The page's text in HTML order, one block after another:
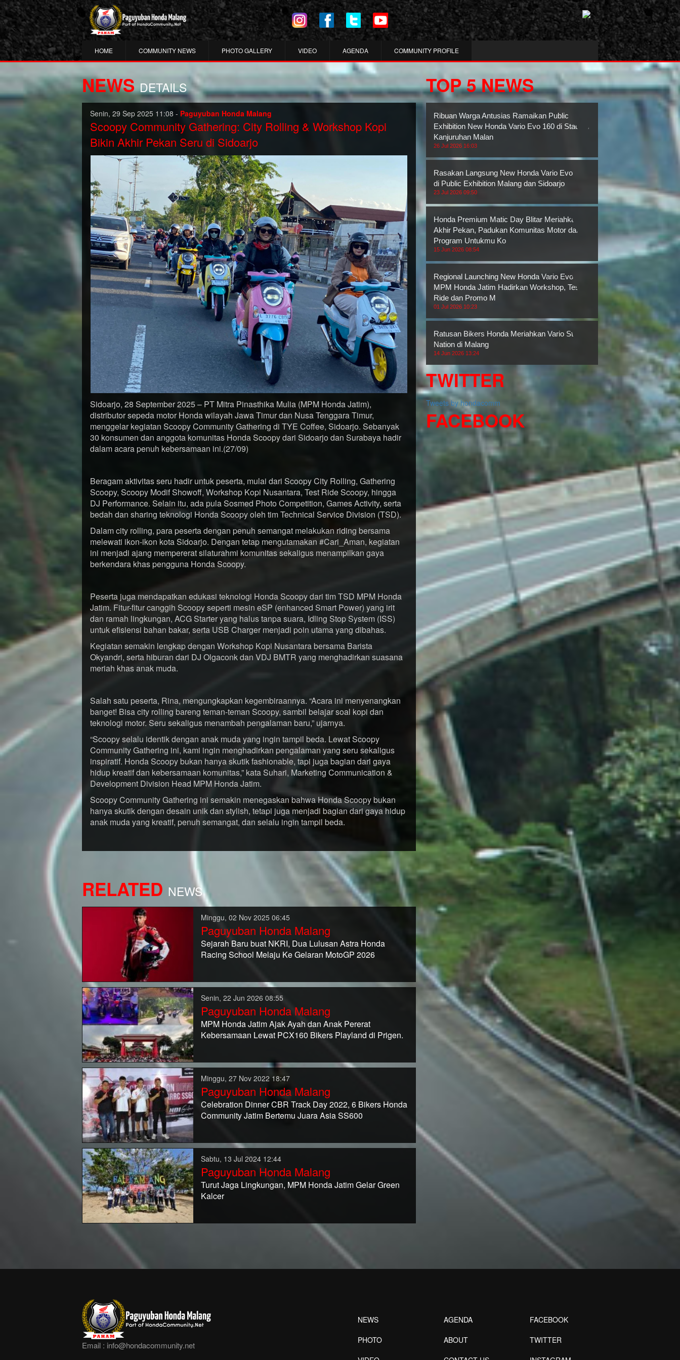
HOME COMMUNITY NEWS PHOTO GALLERY VIDEO AGENDA COMMUNITY PROFILE
NEWS DETAILS
Senin, 29 Sep 2025 11:08 - Paguyuban Honda Malang
Scoopy Community Gathering: City Rolling & Workshop Kopi
Bikin Akhir Pekan Seru di Sidoarjo
Sidoarjo, 28 September 2025 – PT Mitra Pinasthika Mulia (MPM Honda Jatim),
distributor sepeda motor Honda wilayah Jawa Timur dan Nusa Tenggara Timur,
menggelar kegiatan Scoopy Community Gathering di TYE Coffee, Sidoarjo. Sebanyak
30 konsumen dan anggota komunitas Honda Scoopy dari Sidoarjo dan Surabaya hadir
dalam acara penuh kebersamaan ini.(27/09)
Beragam aktivitas seru hadir untuk peserta, mulai dari Scoopy City Rolling, Gathering
Scoopy, Scoopy Modif Showoff, Workshop Kopi Nusantara, Test Ride Scoopy, hingga
DJ Performance. Selain itu, ada pula Sosmed Photo Competition, Games Activity, serta
bedah dan sharing teknologi Honda Scoopy oleh tim Technical Service Division (TSD).
Dalam city rolling, para peserta dengan penuh semangat melakukan riding bersama
melewati ikon-ikon kota Sidoarjo. Dengan tetap mengutamakan #Cari_Aman, kegiatan
ini menjadi ajang mempererat silaturahmi komunitas sekaligus menampilkan gaya
berkendara khas pengguna Honda Scoopy.
Peserta juga mendapatkan edukasi teknologi Honda Scoopy dari tim TSD MPM Honda
Jatim. Fitur-fitur canggih Scoopy seperti mesin eSP (enhanced Smart Power) yang irit
dan ramah lingkungan, ACG Starter yang halus tanpa suara, Idling Stop System (ISS)
untuk efisiensi bahan bakar, serta USB Charger menjadi poin utama yang dibahas.
Kegiatan semakin lengkap dengan Workshop Kopi Nusantara bersama Barista
Okyandri, serta hiburan dari DJ Olgaconk dan VDJ BMTR yang menghadirkan suasana
meriah khas anak muda.
Salah satu peserta, Rina, mengungkapkan kegembiraannya. “Acara ini menyenangkan
banget! Bisa city rolling bareng teman-teman Scoopy, sambil belajar soal kopi dan
teknologi motor. Seru sekaligus menambah pengalaman baru,” ujarnya.
“Scoopy selalu identik dengan anak muda yang ingin tampil beda. Lewat Scoopy
Community Gathering ini, kami ingin menghadirkan pengalaman yang seru sekaligus
inspiratif. Honda Scoopy bukan hanya skutik fashionable, tapi juga bagian dari gaya
hidup kreatif dan kebersamaan komunitas,” kata Suhari, Marketing Communication &
Development Division Head MPM Honda Jatim.
Scoopy Community Gathering ini semakin menegaskan bahwa Honda Scoopy bukan
hanya skutik dengan desain unik dan stylish, tetapi juga menjadi bagian dari gaya hidup
anak muda yang kreatif, penuh semangat, dan selalu ingin tampil beda.
RELATED NEWS
Minggu, 02 Nov 2025 06:45
Paguyuban Honda Malang
Sejarah Baru buat NKRI, Dua Lulusan Astra Honda
Racing School Melaju Ke Gelaran MotoGP 2026
Senin, 22 Jun 2026 08:55
Paguyuban Honda Malang
MPM Honda Jatim Ajak Ayah dan Anak Pererat
Kebersamaan Lewat PCX160 Bikers Playland di Prigen.
Minggu, 27 Nov 2022 18:47
Paguyuban Honda Malang
Celebration Dinner CBR Track Day 2022, 6 Bikers Honda
Community Jatim Bertemu Juara Asia SS600
Sabtu, 13 Jul 2024 12:44
Paguyuban Honda Malang
Turut Jaga Lingkungan, MPM Honda Jatim Gelar Green
Kalcer
TOP 5 NEWS
Ribuan Warga Antusias Ramaikan Public
Exhibition New Honda Vario Evo 160 di Stadion
Kanjuruhan Malan
26 Jul 2026 16:03
Rasakan Langsung New Honda Vario Evo 160
di Public Exhibition Malang dan Sidoarjo
23 Jul 2026 09:50
Honda Premium Matic Day Blitar Meriahkan
Akhir Pekan, Padukan Komunitas Motor dan
Program Untukmu Ko
15 Jun 2026 08:54
Regional Launching New Honda Vario Evo 160,
MPM Honda Jatim Hadirkan Workshop, Test
Ride dan Promo M
01 Jul 2026 10:23
Ratusan Bikers Honda Meriahkan Vario Street
Nation di Malang
14 Jun 2026 13:24
TWITTER
Tweets by hondacomm
FACEBOOK
Email : info@hondacommunity.net
NEWS
PHOTO
AGENDA
ABOUT
FACEBOOK
TWITTER